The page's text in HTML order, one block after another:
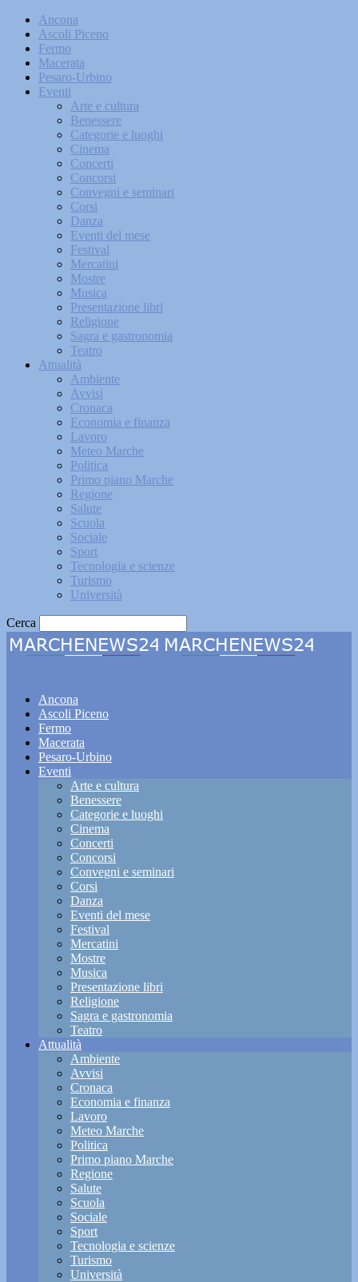
Ancona
Ascoli Piceno
Fermo
Macerata
Pesaro-Urbino
Eventi
Arte e cultura
Benessere
Categorie e luoghi
Cinema
Concerti
Concorsi
Convegni e seminari
Corsi
Danza
Eventi del mese
Festival
Mercatini
Mostre
Musica
Presentazione libri
Religione
Sagra e gastronomia
Teatro
Attualità
Ambiente
Avvisi
Cronaca
Economia e finanza
Lavoro
Meteo Marche
Politica
Primo piano Marche
Regione
Salute
Scuola
Sociale
Sport
Tecnologia e scienze
Turismo
Università
Cerca
Ancona
Ascoli Piceno
Fermo
Macerata
Pesaro-Urbino
Eventi
Arte e cultura
Benessere
Categorie e luoghi
Cinema
Concerti
Concorsi
Convegni e seminari
Corsi
Danza
Eventi del mese
Festival
Mercatini
Mostre
Musica
Presentazione libri
Religione
Sagra e gastronomia
Teatro
Attualità
Ambiente
Avvisi
Cronaca
Economia e finanza
Lavoro
Meteo Marche
Politica
Primo piano Marche
Regione
Salute
Scuola
Sociale
Sport
Tecnologia e scienze
Turismo
Università